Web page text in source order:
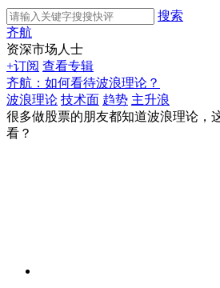
搜索
齐航
资深市场人士
+订阅 查看专辑
齐航：如何看待波浪理论？
波浪理论 技术面 趋势 主升浪
很多做股票的朋友都知道波浪理论，
看？